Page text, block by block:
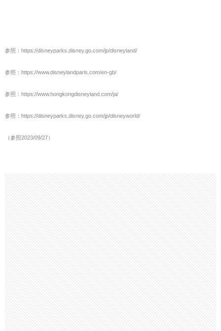
参照：https://disneyparks.disney.go.com/jp/disneyland/
参照：https://www.disneylandparis.com/en-gb/
参照：https://www.hongkongdisneyland.com/ja/
参照：https://disneyparks.disney.go.com/jp/disneyworld/
（参照2023/09/27）